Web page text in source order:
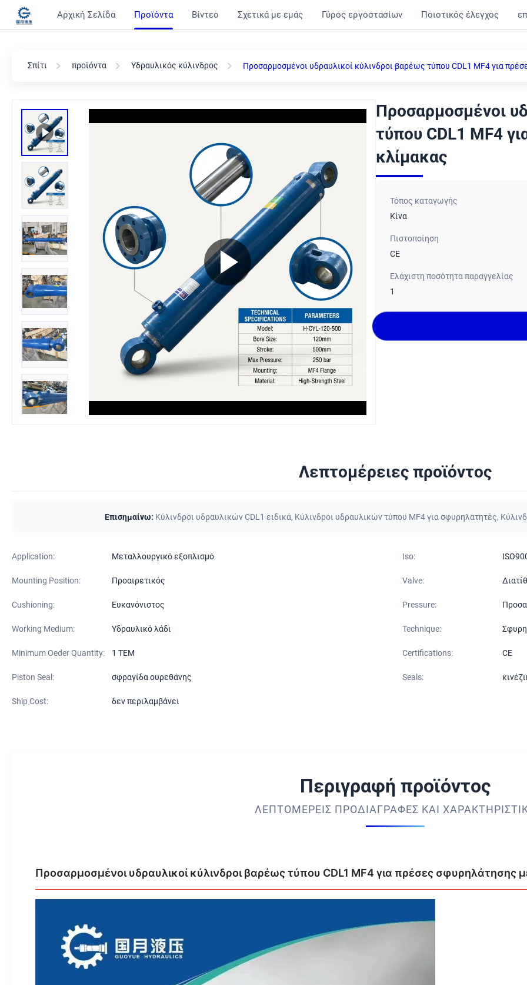
Αρχική Σελίδα Προϊόντα Βίντεο Σχετικά με εμάς Γύρος εργοστασίων Ποιοτικός έλεγχος
Σπίτι προϊόντα Υδραυλικός κύλινδρος Προσαρμοσμένοι υδραυλικοί κύλινδροι βαρέως τύπου CDL1 MF4 για
Προσαρμοσμένοι
τύπου CDL1 MF4
κλίμακας
Τόπος καταγωγής
Κίνα
Πιστοποίηση
CE
Ελάχιστη ποσότητα παραγγελίας
1
Λεπτομέρειες προϊόντος
Επισημαίνω: Κύλινδροι υδραυλικών CDL1 ειδικά, Κύλινδροι υδραυλικών τύπου MF4 για σφυρηλατητές,
Application: Μεταλλουργικό εξοπλισμό Iso:
Mounting Position: Προαιρετικός Valve:
Cushioning: Ευκανόνιστος Pressure:
Working Medium: Υδραυλικό λάδι Technique:
Minimum Oeder Quantity: 1 ΤΕΜ Certifications: CE
Piston Seal: σφραγίδα ουρεθάνης Seals:
Ship Cost: δεν περιλαμβάνει
Περιγραφή προϊόντος
ΛΕΠΤΟΜΕΡΕΊΣ ΠΡΟΔΙΑΓΡΑΦΈΣ ΚΑΙ
Προσαρμοσμένοι υδραυλικοί κύλινδροι βαρέως τύπου CDL1 MF4 για πρέσες σφυρηλάτησης